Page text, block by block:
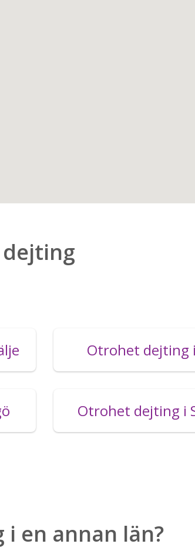
Otrohet dejting
Otrohet dejting i
en annan län?